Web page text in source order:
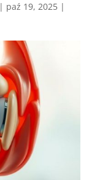
| paź 19, 2025|